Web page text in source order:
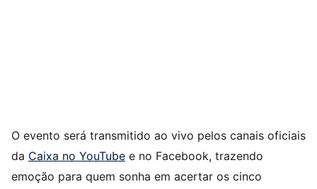
O evento será transmitido ao vivo pelos canais oficiais
da Caixa no YouTube e no Facebook, trazendo
emoção para quem sonha em acertar os cinco